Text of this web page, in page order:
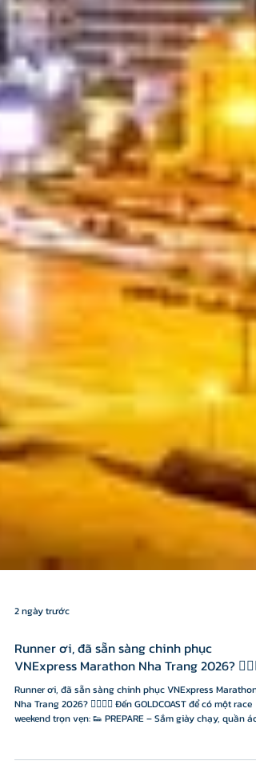
2 ngày trước
Runner ơi, đã sẵn sàng chinh phục
VNExpress Marathon Nha Trang 2026?